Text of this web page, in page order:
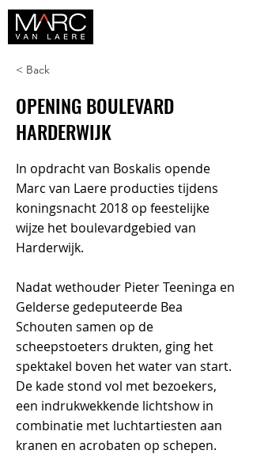
< Back
OPENING BOULEVARD
HARDERWIJK
In opdracht van Boskalis opende
Marc van Laere producties tijdens
koningsnacht 2018 op feestelijke
wijze het boulevardgebied van
Harderwijk.
Nadat wethouder Pieter Teeninga en
Gelderse gedeputeerde Bea
Schouten samen op de
scheepstoeters drukten, ging het
spektakel boven het water van start.
De kade stond vol met bezoekers,
een indrukwekkende lichtshow in
combinatie met luchtartiesten aan
kranen en acrobaten op schepen.